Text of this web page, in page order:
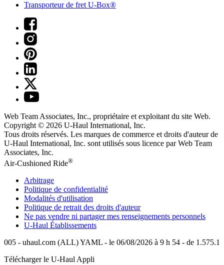
Transporteur de fret U-Box®
Web Team Associates, Inc., propriétaire et exploitant du site Web.
Copyright © 2026 U-Haul International, Inc.
Tous droits réservés. Les marques de commerce et droits d'auteur de
U-Haul International, Inc. sont utilisés sous licence par Web Team
Associates, Inc.
Air-Cushioned Ride®
Arbitrage
Politique de confidentialité
Modalités d'utilisation
Politique de retrait des droits d'auteur
Ne pas vendre ni partager mes renseignements personnels
U-Haul Établissements
005 - uhaul.com (ALL) YAML - le 06/08/2026 à 9 h 54 - de 1.575.1
Télécharger le U-Haul Appli